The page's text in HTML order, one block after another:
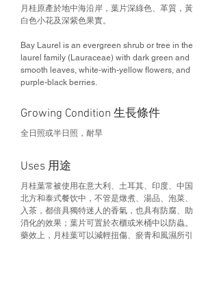
月桂原產於地中海沿岸，葉片深綠色、革質，黃
白色小花及深紫色果實。
Bay Laurel is an evergreen shrub or tree in the
laurel family (Lauraceae) with dark green and
smooth leaves, white-with-yellow flowers, and
purple-black berries.
Growing Condition 生長條件
全日照或半日照，耐旱
Uses 用途
月桂葉常被使用在意大利、土耳其、印度、中国
北方和泰式餐饮中，不管是燉煮、湯品、泡菜、
入茶，都倍具獨特迷人的香氣，也具有防腐、助
消化的效果；葉片可置於衣櫃或米桶中以防蟲。
藥效上，月桂葉可以減輕扭傷、瘀青和風濕所引